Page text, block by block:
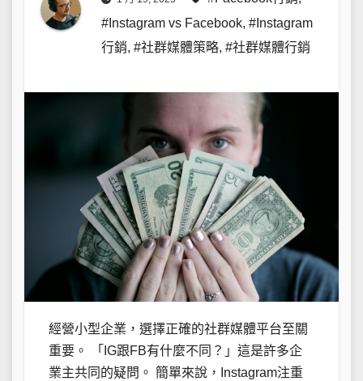
#Instagram vs Facebook, #Instagram
行銷, #社群媒體策略, #社群媒體行銷
經營小型企業，選擇正確的社群媒體平台至關
重要。 「IG跟FB有什麼不同？」這是許多企
業主共同的疑問。 簡單來說，Instagram注重